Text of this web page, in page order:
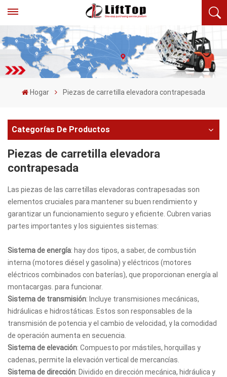
Hogar Piezas de carretilla elevadora contrapesada
Categorías De Productos
Piezas de carretilla elevadora
contrapesada
Las piezas de las carretillas elevadoras contrapesadas son
elementos cruciales para mantener su buen rendimiento y
garantizar un funcionamiento seguro y eficiente. Cubren varias
partes importantes y los siguientes sistemas:
Sistema de energía: hay dos tipos, a saber, de combustión
interna (motores diésel y gasolina) y eléctricos (motores
eléctricos combinados con baterías), que proporcionan energía al
montacargas. para funcionar.
Sistema de transmisión: Incluye transmisiones mecánicas,
hidráulicas e hidrostáticas. Estos son responsables de la
transmisión de potencia y el cambio de velocidad, y la comodidad
de operación aumenta en secuencia.
Sistema de elevación: Compuesto por mástiles, horquillas y
cadenas, permite la elevación vertical de mercancías.
Sistema de dirección: Dividido en dirección mecánica, hidráulica y